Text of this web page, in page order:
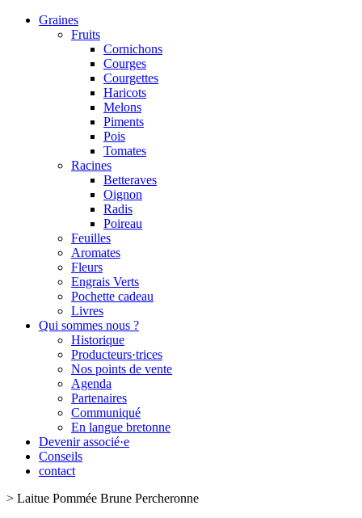
Graines
Fruits
Cornichons
Courges
Courgettes
Haricots
Melons
Piments
Pois
Tomates
Racines
Betteraves
Oignon
Radis
Poireau
Feuilles
Aromates
Fleurs
Engrais Verts
Pochette cadeau
Livres
Qui sommes nous ?
Historique
Producteurs·trices
Nos points de vente
Agenda
Partenaires
Communiqué
En langue bretonne
Devenir associé·e
Conseils
contact
> Laitue Pommée Brune Percheronne